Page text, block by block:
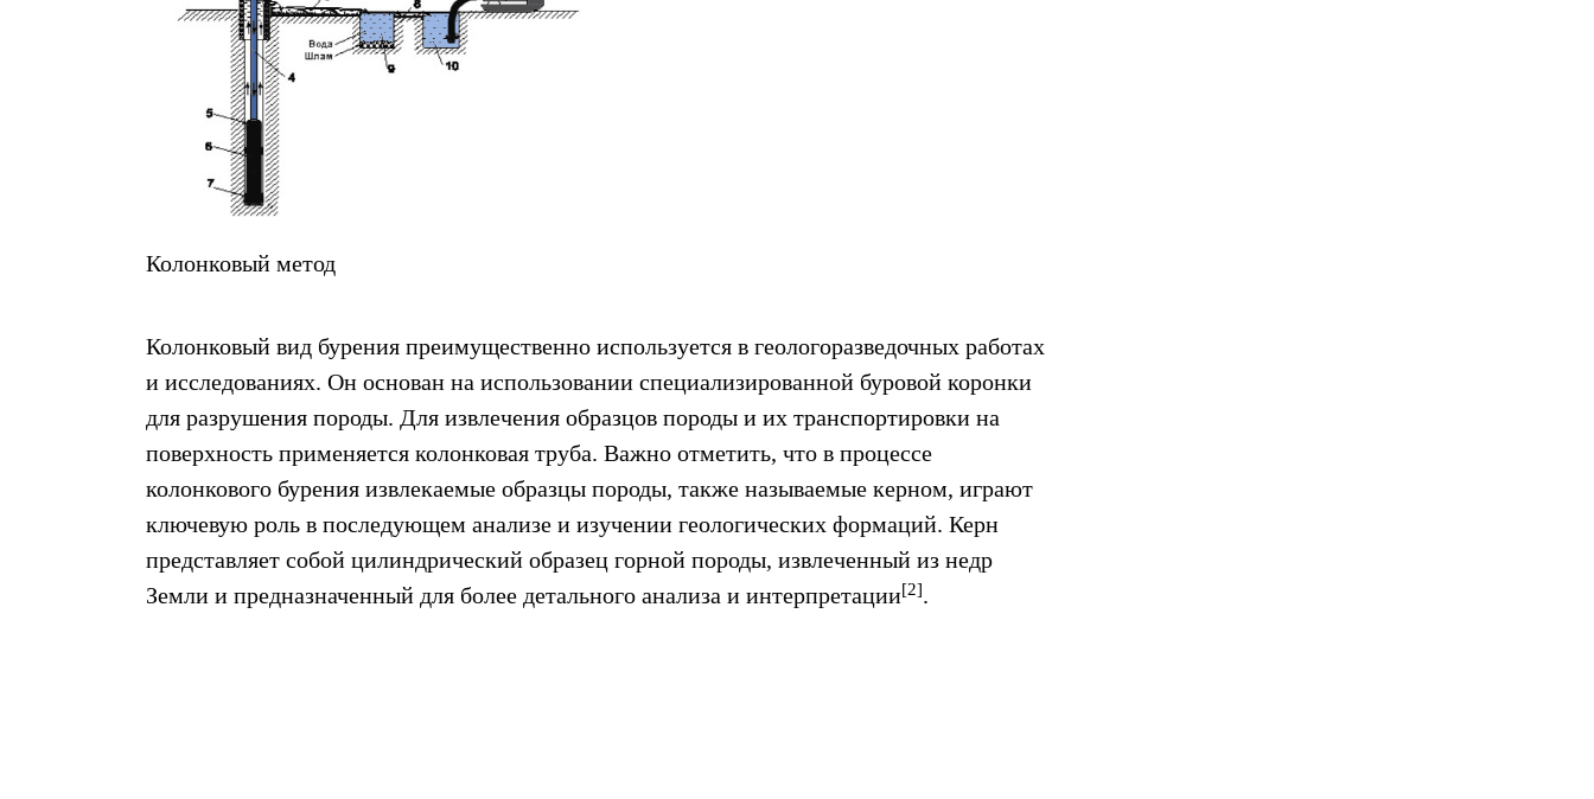
Колонковый метод
Колонковый вид бурения преимущественно используется в геологоразведочных работах
и исследованиях. Он основан на использовании специализированной буровой коронки
для разрушения породы. Для извлечения образцов породы и их транспортировки на
поверхность применяется колонковая труба. Важно отметить, что в процессе
колонкового бурения извлекаемые образцы породы, также называемые керном, играют
ключевую роль в последующем анализе и изучении геологических формаций. Керн
представляет собой цилиндрический образец горной породы, извлеченный из недр
Земли и предназначенный для более детального анализа и интерпретации[2].